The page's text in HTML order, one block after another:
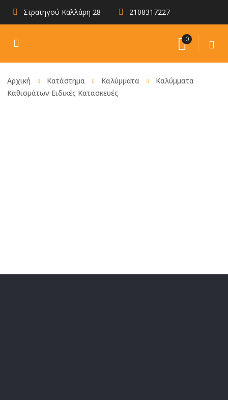
Στρατηγού Καλλάρη 28 2108317227
0
Αρχική Κατάστημα Καλύμματα
Καλύμματα
Καθισμάτων Ειδικές Κατασκευές